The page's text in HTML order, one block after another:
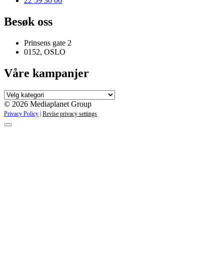
Besøk oss
Prinsens gate 2
0152, OSLO
Våre kampanjer
Våre
kampanjer
© 2026 Mediaplanet Group
Privacy Policy Revise privacy settings